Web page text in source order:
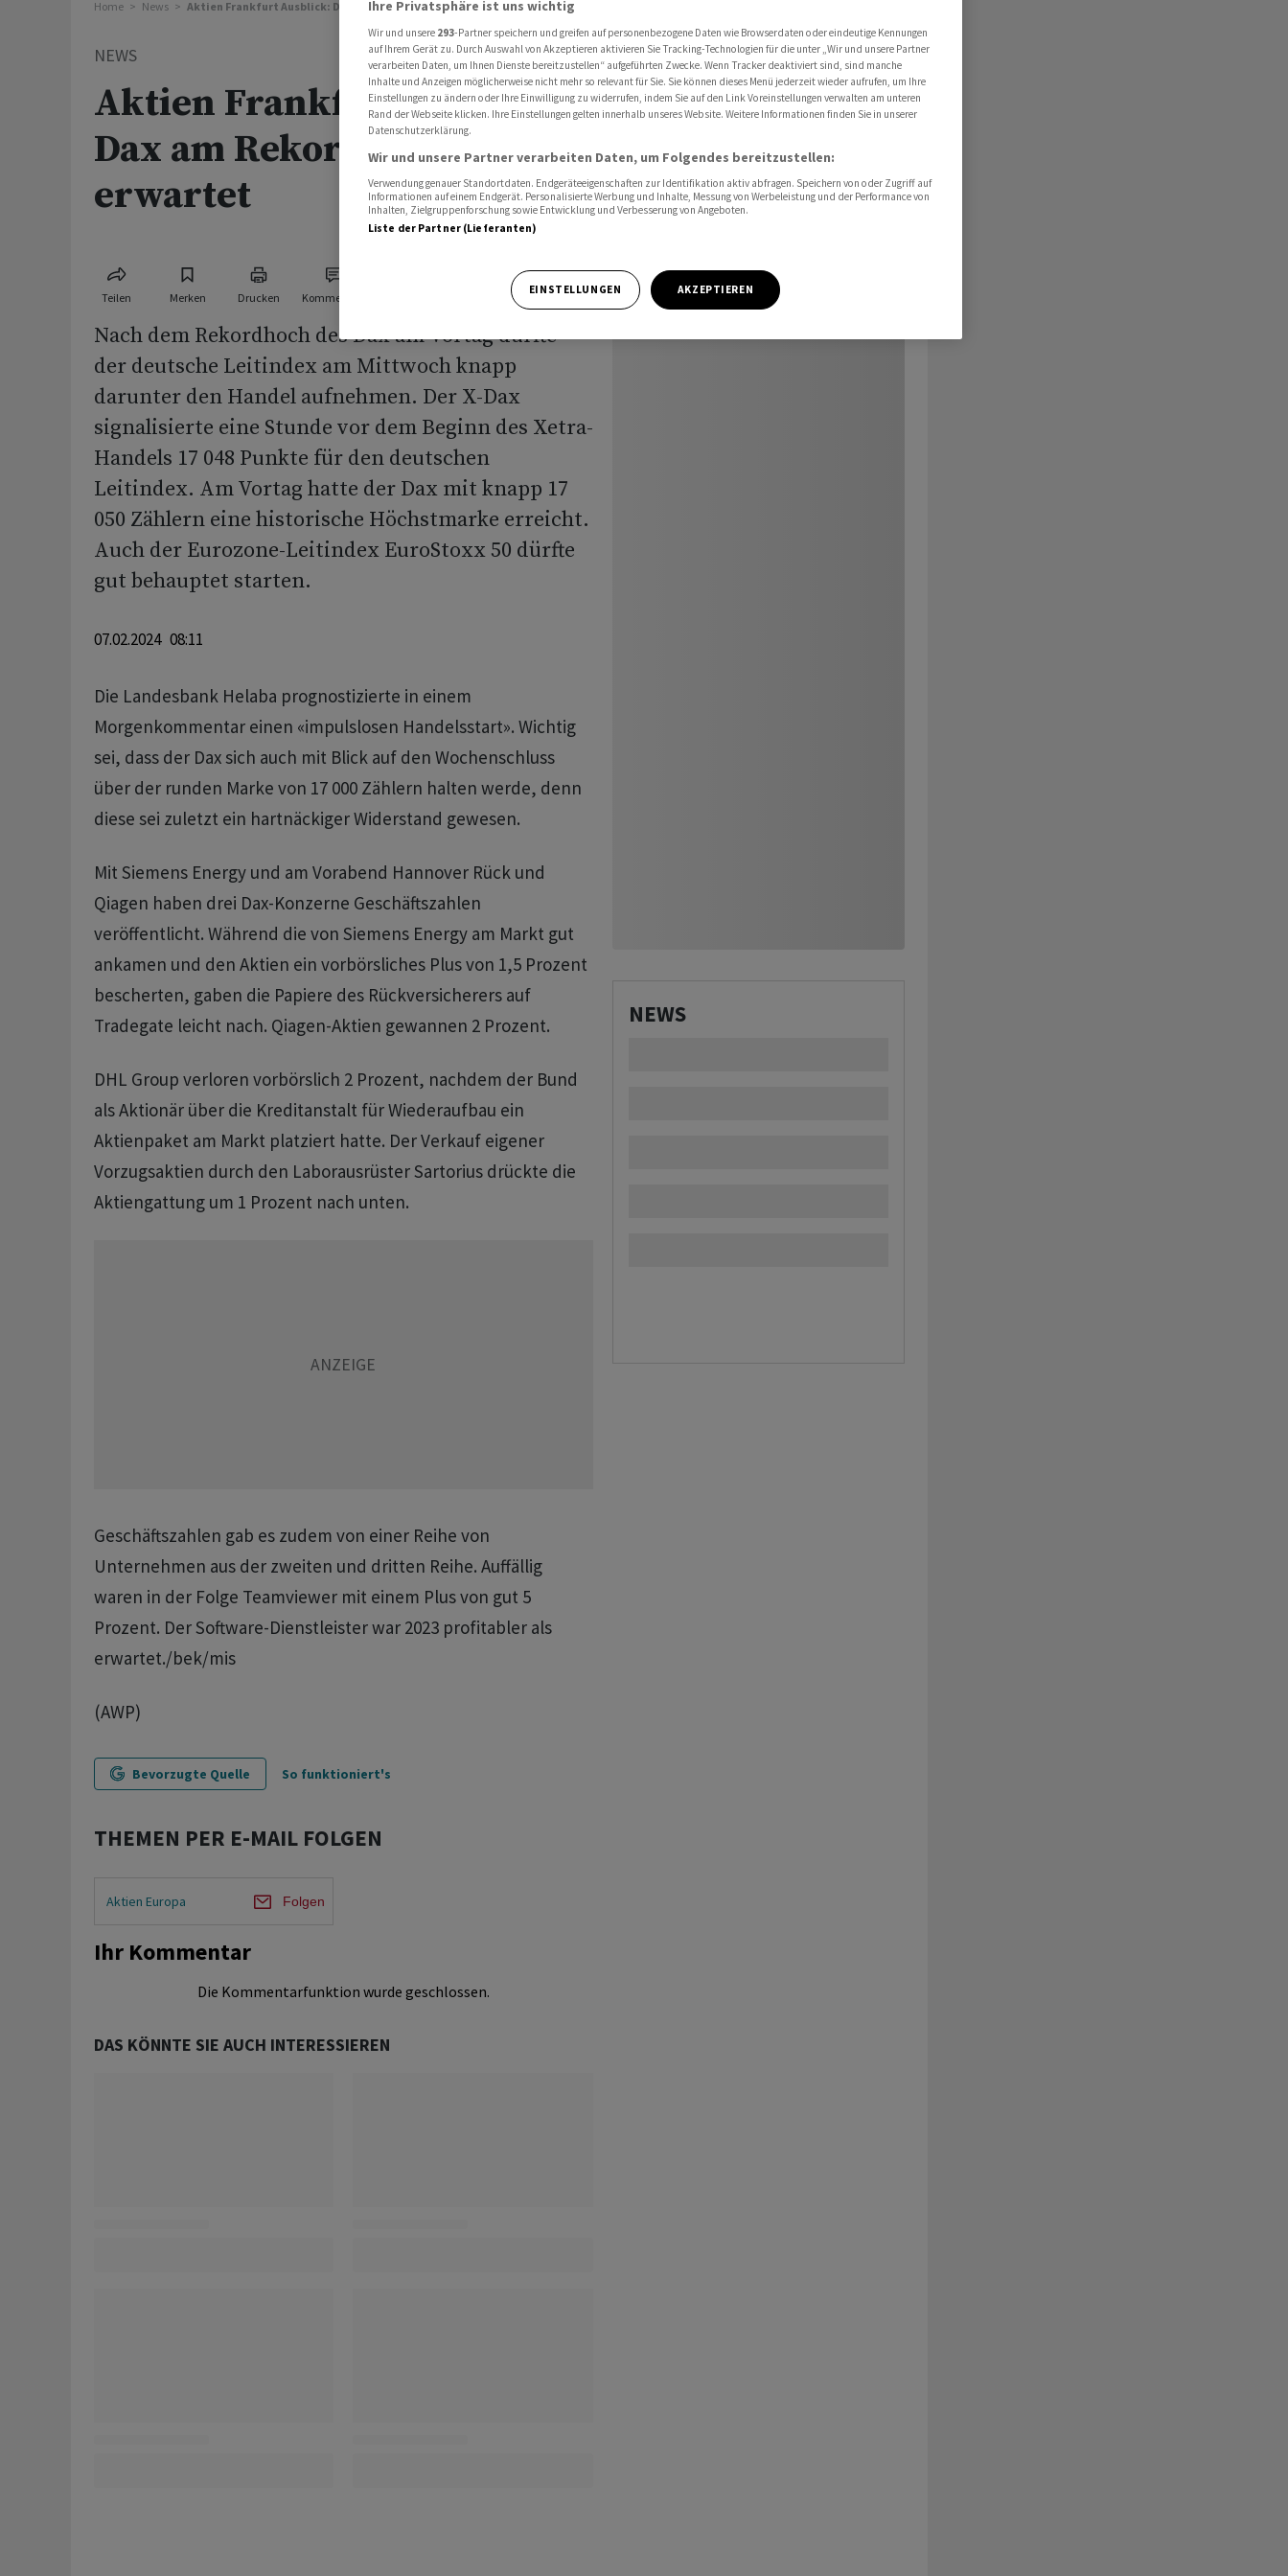
Home News Aktien Frankfurt Ausblick: Dax am Rekordhoch erwartet
NEWS
Aktien Frankfurt Ausblick:
Dax am Rekordhoch
erwartet
Teilen Merken Drucken Kommentare
Nach dem Rekordhoch des Dax am Vortag dürfte
der deutsche Leitindex am Mittwoch knapp
darunter den Handel aufnehmen. Der X-Dax
signalisierte eine Stunde vor dem Beginn des Xetra-
Handels 17 048 Punkte für den deutschen
Leitindex. Am Vortag hatte der Dax mit knapp 17
050 Zählern eine historische Höchstmarke erreicht.
Auch der Eurozone-Leitindex EuroStoxx 50 dürfte
gut behauptet starten.
07.02.2024 08:11
Die Landesbank Helaba prognostizierte in einem
Morgenkommentar einen «impulslosen Handelsstart». Wichtig
sei, dass der Dax sich auch mit Blick auf den Wochenschluss
über der runden Marke von 17 000 Zählern halten werde, denn
diese sei zuletzt ein hartnäckiger Widerstand gewesen.
Mit Siemens Energy und am Vorabend Hannover Rück und
Qiagen haben drei Dax-Konzerne Geschäftszahlen
veröffentlicht. Während die von Siemens Energy am Markt gut
ankamen und den Aktien ein vorbörsliches Plus von 1,5 Prozent
bescherten, gaben die Papiere des Rückversicherers auf
Tradegate leicht nach. Qiagen-Aktien gewannen 2 Prozent.
DHL Group verloren vorbörslich 2 Prozent, nachdem der Bund
als Aktionär über die Kreditanstalt für Wiederaufbau ein
Aktienpaket am Markt platziert hatte. Der Verkauf eigener
Vorzugsaktien durch den Laborausrüster Sartorius drückte die
Aktiengattung um 1 Prozent nach unten.
Geschäftszahlen gab es zudem von einer Reihe von
Unternehmen aus der zweiten und dritten Reihe. Auffällig
waren in der Folge Teamviewer mit einem Plus von gut 5
Prozent. Der Software-Dienstleister war 2023 profitabler als
erwartet./bek/mis
(AWP)
Bevorzugte Quelle So funktioniert's
THEMEN PER E-MAIL FOLGEN
Aktien Europa Folgen
Ihr Kommentar
Die Kommentarfunktion wurde geschlossen.
DAS KÖNNTE SIE AUCH INTERESSIEREN
NEWS
Ihre Privatsphäre ist uns wichtig
Wir und unsere 293-Partner speichern und greifen auf personenbezogene Daten wie Browserdaten oder eindeutige Kennungen
auf Ihrem Gerät zu. Durch Auswahl von Akzeptieren aktivieren Sie Tracking-Technologien für die unter „Wir und unsere Partner
verarbeiten Daten, um Ihnen Dienste bereitzustellen“ aufgeführten Zwecke. Wenn Tracker deaktiviert sind, sind manche
Inhalte und Anzeigen möglicherweise nicht mehr so relevant für Sie. Sie können dieses Menü jederzeit wieder aufrufen, um Ihre
Einstellungen zu ändern oder Ihre Einwilligung zu widerrufen, indem Sie auf den Link Voreinstellungen verwalten am unteren
Rand der Webseite klicken. Ihre Einstellungen gelten innerhalb unseres Website. Weitere Informationen finden Sie in unserer
Datenschutzerklärung.
Wir und unsere Partner verarbeiten Daten, um Folgendes bereitzustellen:
Verwendung genauer Standortdaten. Endgeräteeigenschaften zur Identifikation aktiv abfragen. Speichern von oder Zugriff auf
Informationen auf einem Endgerät. Personalisierte Werbung und Inhalte, Messung von Werbeleistung und der Performance von
Inhalten, Zielgruppenforschung sowie Entwicklung und Verbesserung von Angeboten.
Liste der Partner (Lieferanten)
EINSTELLUNGEN AKZEPTIEREN